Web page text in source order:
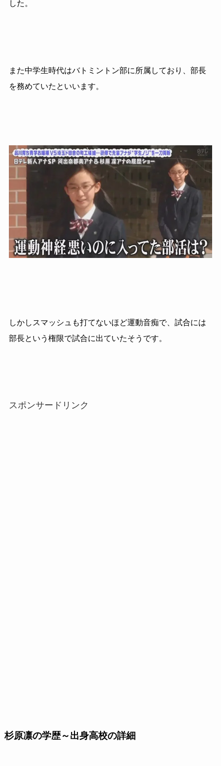
した。
また中学生時代はバトミントン部に所属しており、部長
を務めていたといいます。
しかしスマッシュも打てないほど運動音痴で、試合には
部長という権限で試合に出ていたそうです。
スポンサードリンク
杉原凛の学歴～出身高校の詳細